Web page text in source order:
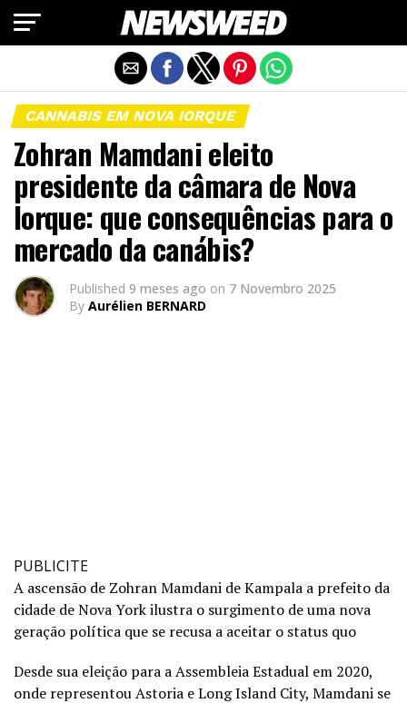
CANNABIS EM NOVA IORQUE
Zohran Mamdani eleito
presidente da câmara de Nova
Iorque: que consequências para o
mercado da canábis?
Published 9 meses ago on 7 Novembro 2025
By Aurélien BERNARD
PUBLICITE
A ascensão de Zohran Mamdani de Kampala a prefeito da
cidade de Nova York ilustra o surgimento de uma nova
geração política que se recusa a aceitar o status quo
Desde sua eleição para a Assembleia Estadual em 2020,
onde representou Astoria e Long Island City, Mamdani se
Exit mobile version